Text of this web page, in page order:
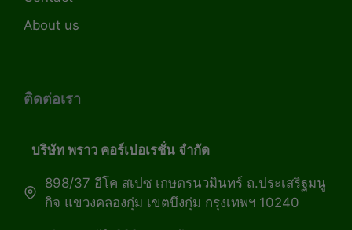
About us
ติดต่อเรา
บริษัท พราว คอร์เปอเรชั่น จำกัด
898/37 อีโค สเปซ เกษตรนวมินทร์ ถ.ประเสริฐมนู
กิจ แขวงคลองกุ่ม เขตบึงกุ่ม กรุงเทพฯ 10240